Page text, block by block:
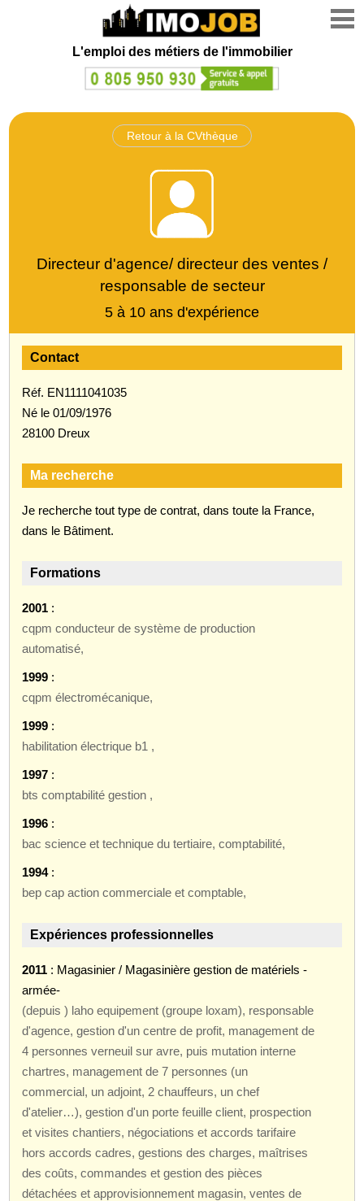
L'emploi des métiers de l'immobilier
Retour à la CVthèque
Directeur d'agence/ directeur des ventes /
responsable de secteur
5 à 10 ans d'expérience
Contact
Réf. EN1111041035
Né le 01/09/1976
28100 Dreux
Ma recherche
Je recherche tout type de contrat, dans toute la France,
dans le Bâtiment.
Formations
2001 :
cqpm conducteur de système de production
automatisé,
1999 :
cqpm électromécanique,
1999 :
habilitation électrique b1 ,
1997 :
bts comptabilité gestion ,
1996 :
bac science et technique du tertiaire, comptabilité,
1994:
bep cap action commerciale et comptable,
Expériences professionnelles
2011 : Magasinier / Magasinière gestion de matériels -
armée-
(depuis ) laho equipement (groupe loxam), responsable
d'agence, gestion d'un centre de profit, management de
4 personnes verneuil sur avre, puis mutation interne
chartres, management de 7 personnes (un
commercial, un adjoint, 2 chauffeurs, un chef
d'atelier…), gestion d'un porte feuille client, prospection
et visites chantiers, négociations et accords tarifaire
hors accords cadres, gestions des charges, maîtrises
des coûts, commandes et gestion des pièces
détachées et approvisionnement magasin, ventes de